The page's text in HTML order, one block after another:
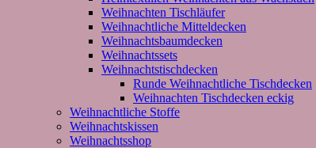
Weihnachten Tischläufer
Weihnachtliche Mitteldecken
Weihnachtsbaumdecken
Weihnachtssets
Weihnachtstischdecken
Runde Weihnachtliche Tischdecken
Weihnachten Tischdecken eckig
Weihnachtliche Stoffe
Weihnachtskissen
Weihnachtsshop